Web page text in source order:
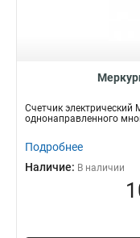
Счетчик электрический
однонаправленного
Подробнее
Наличие: В наличии